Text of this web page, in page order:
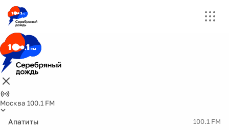
Москва 100.1 FM
Апатиты 100.1 FM